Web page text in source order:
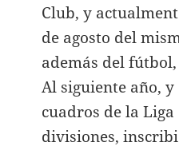
Club, y
de agosto del
además del
Al siguiente año,
cuadros de la
divisiones,